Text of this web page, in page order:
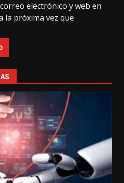
electrónico y web en
la próxima vez que